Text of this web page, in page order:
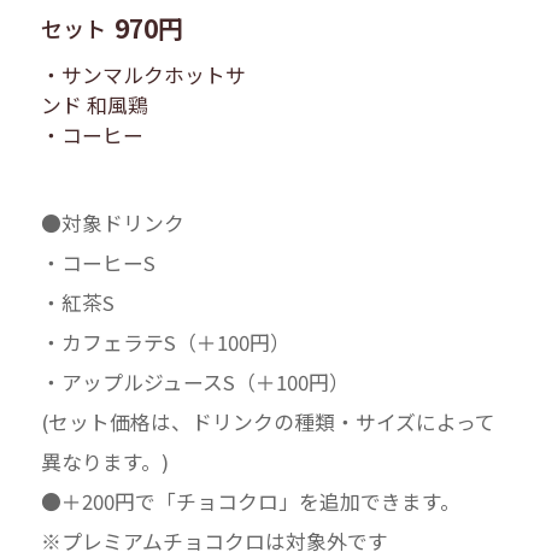
セット 970円
・サンマルクホットサ
ンド 和風鶏
・コーヒー
●対象ドリンク
・コーヒーS
・紅茶S
・カフェラテS（＋100円）
・アップルジュースS（＋100円）
(セット価格は、ドリンクの種類・サイズによって
異なります。)
●＋200円で「チョコクロ」を追加できます。
※プレミアムチョコクロは対象外です